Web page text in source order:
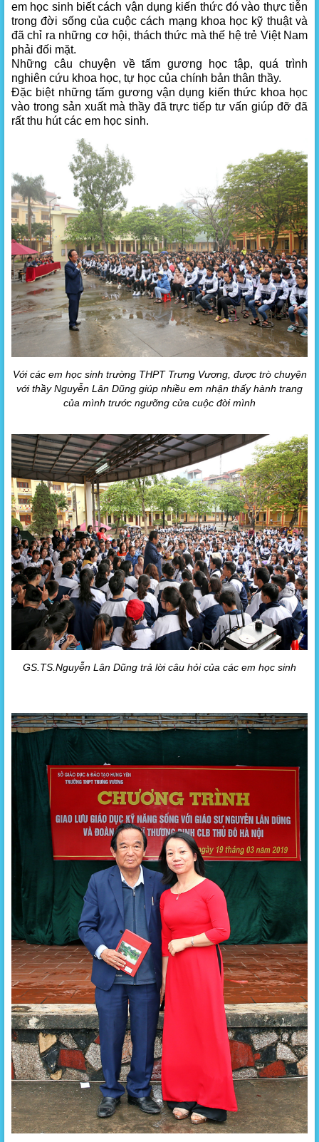
em học sinh biết cách vận dụng kiến thức đó vào thực tiễn
trong đời sống của cuộc cách mạng khoa học kỹ thuật và
đã chỉ ra những cơ hội, thách thức mà thế hệ trẻ Việt Nam
phải đối mặt.
Những câu chuyện về tấm gương học tập, quá trình
nghiên cứu khoa học, tự học của chính bản thân thầy.
Đặc biệt những tấm gương vận dụng kiến thức khoa học
vào trong sản xuất mà thầy đã trực tiếp tư vấn giúp đỡ đã
rất thu hút các em học sinh.
Với các em học sinh trường THPT Trưng Vương, được trò chuyện
với thầy Nguyễn Lân Dũng giúp nhiều em nhận thấy hành trang
của mình trước ngưỡng cửa cuộc đời mình
GS.TS.Nguyễn Lân Dũng trả lời câu hỏi của các em học sinh